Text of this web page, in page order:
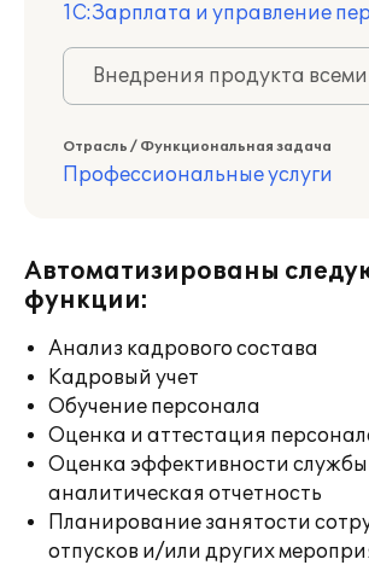
1С:Зарплата и управление
Внедрения продукта
Отрасль / Функциональная задача
Профессиональные услуги
Автоматизированы
функции:
Анализ кадрового состава
Кадровый учет
Обучение персонала
Оценка и аттестация
Оценка эффективности
аналитическая отчетность
Планирование занятости
отпусков и/или других